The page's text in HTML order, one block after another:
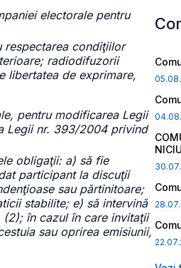
electorale pentru
respectarea condiţiilor
radiodifuzorii
libertatea de exprimare,
pentru modificarea Legii
Legii nr. 393/2004 privind
obligaţii: a) să fie
participant la discuţii
sau părtinitoare;
stabilite; e) să intervină
în cazul în care invitaţii
sau oprirea emisiunii,